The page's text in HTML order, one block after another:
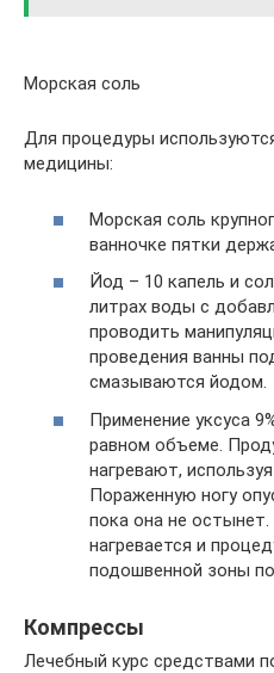
Морская соль
Для процедуры
медицины:
Морская соль
ванночке пятки
Йод – 10 капель и
литрах воды с
проводить
проведения ванны
смазываются йодом.
Применение уксуса
равном объеме.
нагревают,
Пораженную ногу
пока она не
нагревается и
подошвенной зоны
Компрессы
Лечебный курс средствами